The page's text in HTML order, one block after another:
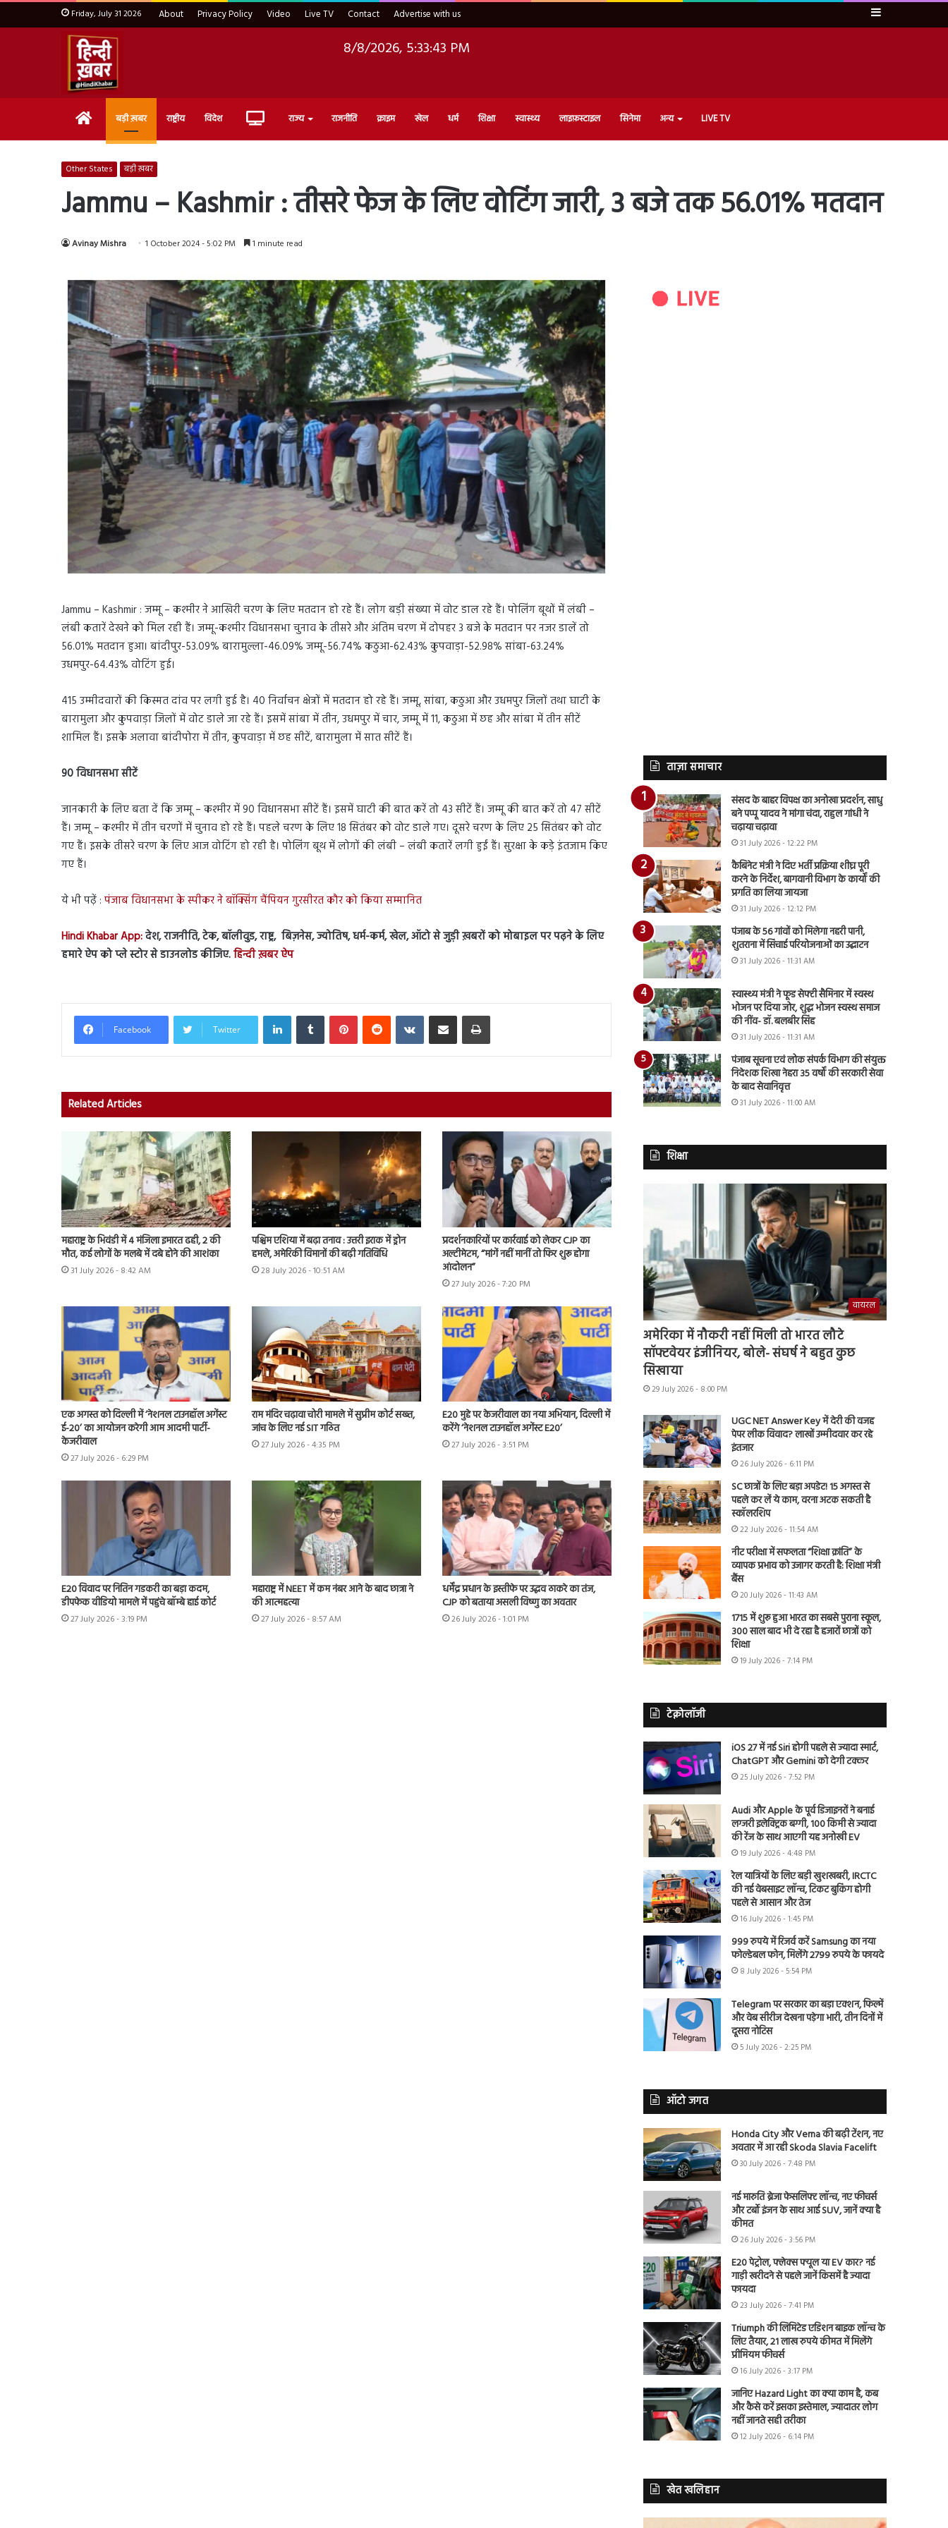
Friday, July 31 2026 About Privacy Policy Video Live TV Contact Advertise with us Sidebar
8/8/2026, 5:33:44 PM
Home बड़ी ख़बर राष्ट्रीय विदेश Live राज्य राजनीति क्राइम खेल धर्म शिक्षा स्वास्थ्य लाइफ़स्टाइल सिनेमा अन्य LIVE TV
Other States बड़ी ख़बर
Jammu – Kashmir : तीसरे फेज के लिए वोटिंग जारी, 3 बजे तक 56.01% मतदान
Avinay Mishra 1 October 2024 - 5:02 PM 1 minute read
Jammu – Kashmir : जम्मू – कश्मीर ने आखिरी चरण के लिए मतदान हो रहे हैं। लोग बड़ी संख्या में वोट डाल रहे हैं। पोलिंग बूथों में लंबी –
लंबी कतारें देखने को मिल रही हैं। जम्मू-कश्मीर विधानसभा चुनाव के तीसरे और अंतिम चरण में दोपहर 3 बजे के मतदान पर नजर डालें तो
56.01% मतदान हुआ। बांदीपुर-53.09% बारामुल्ला-46.09% जम्मू-56.74% कठुआ-62.43% कुपवाड़ा-52.98% सांबा-63.24%
उधमपुर-64.43% वोटिंग हुई।
415 उम्मीदवारों की किस्मत दांव पर लगी हुई है। 40 निर्वाचन क्षेत्रों में मतदान हो रहे हैं। जम्मू, सांबा, कठुआ और उधमपुर जिलों तथा घाटी के
बारामुला और कुपवाड़ा जिलों में वोट डाले जा रहे हैं। इसमें सांबा में तीन, उधमपुर में चार, जम्मू में 11, कठुआ में छह और सांबा में तीन सीटें
शामिल हैं। इसके अलावा बांदीपोरा में तीन, कुपवाड़ा में छह सीटें, बारामुला में सात सीटें हैं।
90 विधानसभा सीटें
जानकारी के लिए बता दें कि जम्मू – कश्मीर में 90 विधानसभा सीटें हैं। इसमें घाटी की बात करें तो 43 सीटें हैं। जम्मू की बात करें तो 47 सीटें
हैं। जम्मू – कश्मीर में तीन चरणों में चुनाव हो रहे हैं। पहले चरण के लिए 18 सितंबर को वोट डाले गए। दूसरे चरण के लिए 25 सितंबर को वोट
गए हैं। इसके तीसरे चरण के लिए आज वोटिंग हो रही है। पोलिंग बूथ में लोगों की लंबी – लंबी कतारें लगी हुईं हैं। सुरक्षा के कड़े इंतजाम किए
गए हैं।
ये भी पढ़ें : पंजाब विधानसभा के स्पीकर ने बॉक्सिंग चैंपियन गुरसीरत कौर को किया सम्मानित
Hindi Khabar App:देश, राजनीति, टेक, बॉलीवुड, राष्ट्र, बिज़नेस, ज्योतिष, धर्म-कर्म, खेल, ऑटो से जुड़ी ख़बरों को मोबाइल पर पढ़ने के लिए
हमारे ऐप को प्ले स्टोर से डाउनलोड कीजिए.हिन्दी ख़बर ऐप
Facebook Twitter
LinkedInTumblr PinterestReddit VKontakteShare via Email Print
Related Articles
महाराष्ट्र के भिवंडी में 4 मंजिला इमारत ढही, 2 की
मौत, कई लोगों के मलबे में दबे होने की आशंका
31 July 2026 - 8:42 AM
पश्चिम एशिया में बढ़ा तनाव : उत्तरी इराक में ड्रोन
हमले, अमेरिकी विमानों की बढ़ी गतिविधि
28 July 2026 - 10:51 AM
प्रदर्शनकारियों पर कार्रवाई को लेकर CJP का
अल्टीमेटम, “मांगें नहीं मानीं तो फिर शुरू होगा
आंदोलन”
27 July 2026 - 7:20 PM
एक अगस्त को दिल्ली में ‘नेशनल टाउनहॉल अगेंस्ट
ई-20’ का आयोजन करेगी आम आदमी पार्टी-
केजरीवाल
27 July 2026 - 6:29 PM
राम मंदिर चढ़ावा चोरी मामले में सुप्रीम कोर्ट सख्त,
जांच के लिए नई SIT गठित
27 July 2026 - 4:35 PM
E20 मुद्दे पर केजरीवाल का नया अभियान, दिल्ली में
करेंगे ‘नेशनल टाउनहॉल अगेंस्ट E20’
27 July 2026 - 3:51 PM
E20 विवाद पर नितिन गडकरी का बड़ा कदम,
डीपफेक वीडियो मामले में पहुंचे बॉम्बे हाई कोर्ट
27 July 2026 - 3:19 PM
महाराष्ट्र में NEET में कम नंबर आने के बाद छात्रा ने
की आत्महत्या
27 July 2026 - 8:57 AM
धर्मेंद्र प्रधान के इस्तीफे पर उद्धव ठाकरे का तंज,
CJP को बताया असली विष्णु का अवतार
26 July 2026 - 1:01 PM
ताज़ा समाचार
संसद के बाहर विपक्ष का अनोखा प्रदर्शन, साधु
बने पप्पू यादव ने मांगा चंदा, राहुल गांधी ने
चढ़ाया चढ़ावा
31 July 2026 - 12:22 PM
कैबिनेट मंत्री ने दिए भर्ती प्रक्रिया शीघ्र पूरी
करने के निर्देश, बागवानी विभाग के कार्यों की
प्रगति का लिया जायजा
31 July 2026 - 12:12 PM
पंजाब के 56 गांवों को मिलेगा नहरी पानी,
शुतराना में सिंचाई परियोजनाओं का उद्घाटन
31 July 2026 - 11:31 AM
स्वास्थ्य मंत्री ने फूड सेफ्टी सैमिनार में स्वस्थ
भोजन पर दिया जोर, शुद्ध भोजन स्वस्थ समाज
की नींव- डॉ. बलबीर सिंह
31 July 2026 - 11:31 AM
पंजाब सूचना एवं लोक संपर्क विभाग की संयुक्त
निदेशक शिखा नेहरा 35 वर्षों की सरकारी सेवा
के बाद सेवानिवृत्त
31 July 2026 - 11:00 AM
शिक्षा
वायरल
अमेरिका में नौकरी नहीं मिली तो भारत लौटे
सॉफ्टवेयर इंजीनियर, बोले- संघर्ष ने बहुत कुछ
सिखाया
29 July 2026 - 8:00 PM
UGC NET Answer Key में देरी की वजह
पेपर लीक विवाद? लाखों उम्मीदवार कर रहे
इंतजार
26 July 2026 - 6:11 PM
SC छात्रों के लिए बड़ा अपडेट! 15 अगस्त से
पहले कर लें ये काम, वरना अटक सकती है
स्कॉलरशिप
22 July 2026 - 11:54 AM
नीट परीक्षा में सफलता “शिक्षा क्रांति” के
व्यापक प्रभाव को उजागर करती है: शिक्षा मंत्री
बैंस
20 July 2026 - 11:43 AM
1715 में शुरू हुआ भारत का सबसे पुराना स्कूल,
300 साल बाद भी दे रहा है हजारों छात्रों को
शिक्षा
19 July 2026 - 7:14 PM
टेक्नोलॉजी
iOS 27 में नई Siri होगी पहले से ज्यादा स्मार्ट,
ChatGPT और Gemini को देगी टक्कर
25 July 2026 - 7:52 PM
Audi और Apple के पूर्व डिजाइनरों ने बनाई
लग्जरी इलेक्ट्रिक बग्गी, 100 किमी से ज्यादा
की रेंज के साथ आएगी यह अनोखी EV
19 July 2026 - 4:48 PM
रेल यात्रियों के लिए बड़ी खुशखबरी, IRCTC
की नई वेबसाइट लॉन्च, टिकट बुकिंग होगी
पहले से आसान और तेज
16 July 2026 - 1:45 PM
999 रुपये में रिजर्व करें Samsung का नया
फोल्डेबल फोन, मिलेंगे 2799 रुपये के फायदे
8 July 2026 - 5:54 PM
Telegram पर सरकार का बड़ा एक्शन, फिल्में
और वेब सीरीज देखना पड़ेगा भारी, तीन दिनों में
दूसरा नोटिस
5 July 2026 - 2:25 PM
ऑटो जगत
Honda City और Verna की बढ़ी टेंशन, नए
अवतार में आ रही Skoda Slavia Facelift
30 July 2026 - 7:48 PM
नई मारुति ब्रेजा फेसलिफ्ट लॉन्च, नए फीचर्स
और टर्बो इंजन के साथ आई SUV, जानें क्या है
कीमत
26 July 2026 - 3:56 PM
E20 पेट्रोल, फ्लेक्स फ्यूल या EV कार? नई
गाड़ी खरीदने से पहले जानें किसमें है ज्यादा
फायदा
23 July 2026 - 7:41 PM
Triumph की लिमिटेड एडिशन बाइक लॉन्च के
लिए तैयार, 21 लाख रुपये कीमत में मिलेंगे
प्रीमियम फीचर्स
16 July 2026 - 3:17 PM
जानिए Hazard Light का क्या काम है, कब
और कैसे करें इसका इस्तेमाल, ज्यादातर लोग
नहीं जानते सही तरीका
12 July 2026 - 6:14 PM
खेत खलिहान